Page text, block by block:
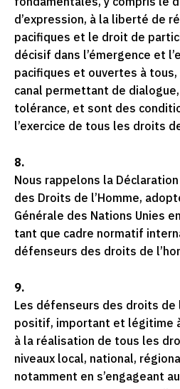
d’expression, à la liberté de
pacifiques et le droit de
décisif dans l’émergence et
pacifiques et ouvertes à
canal permettant de
tolérance, et sont des
l’exercice de tous les droits
8.
Nous rappelons la
des Droits de l’Homme,
Générale des Nations Unies
tant que cadre normatif
défenseurs des droits de
9.
Les défenseurs des droits de
positif, important et légitime
à la réalisation de tous les
niveaux local, national,
notamment en s’engageant